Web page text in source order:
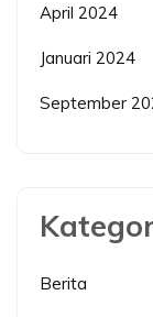
April 2024
Januari 2024
September
Berita